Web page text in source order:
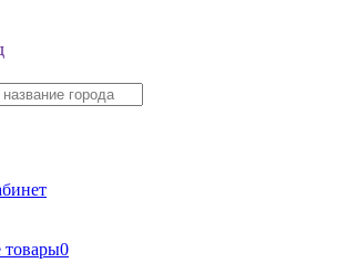
товары0